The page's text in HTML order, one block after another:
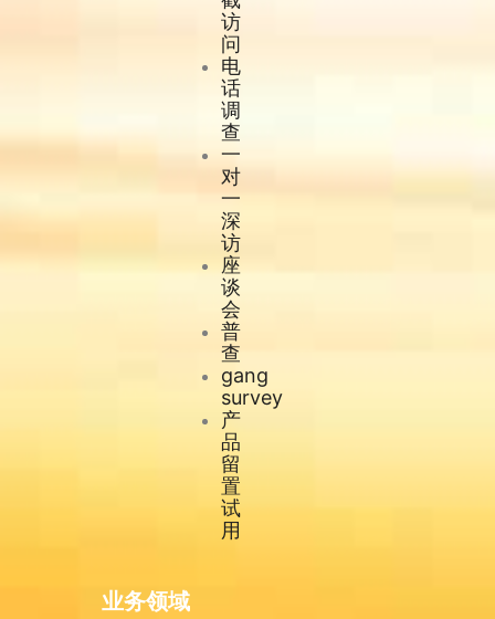
访
问
电
话
调
查
一
对
一
深
访
座
谈
会
普
查
gang
survey
产
品
留
置
试
用
业务领域